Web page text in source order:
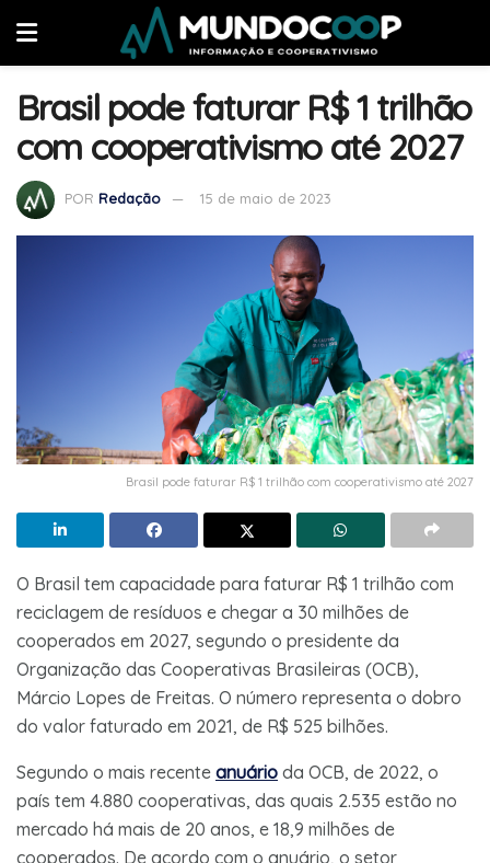
Brasil pode faturar R$ 1 trilhão
com cooperativismo até 2027
POR Redação 15 de maio de 2023
Brasil pode faturar R$ 1 trilhão com cooperativismo até 2027
O Brasil tem capacidade para faturar R$ 1 trilhão com
reciclagem de resíduos e chegar a 30 milhões de
cooperados em 2027, segundo o presidente da
Organização das Cooperativas Brasileiras (OCB),
Márcio Lopes de Freitas. O número representa o dobro
do valor faturado em 2021, de R$ 525 bilhões.
Segundo o mais recente anuário da OCB, de 2022, o
país tem 4.880 cooperativas, das quais 2.535 estão no
mercado há mais de 20 anos, e 18,9 milhões de
cooperados. De acordo com o anuário, o setor